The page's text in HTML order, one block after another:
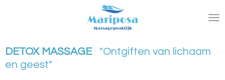
de
hoofdinhoud
DETOX MASSAGE "Ontgiften van lichaam
en geest"